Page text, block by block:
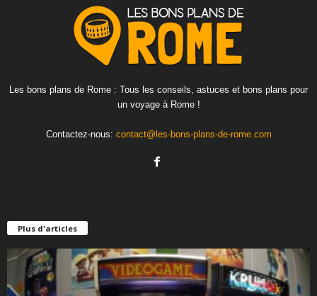
Les bons plans de Rome : Tous les conseils, astuces et bons plans pour
un voyage à Rome !
Contactez-nous: contact@les-bons-plans-de-rome.com
Plus d'articles